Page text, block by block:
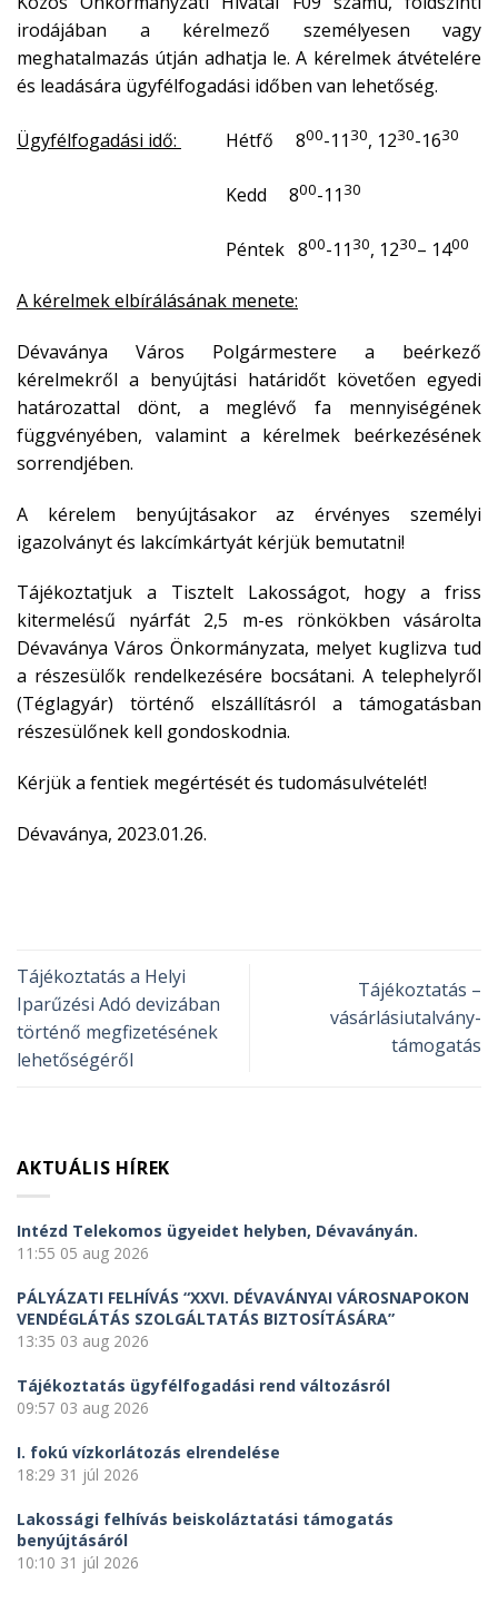
irodájában a kérelmező személyesen vagy
meghatalmazás útján adhatja le. A kérelmek átvételére
és leadására ügyfélfogadási időben van lehetőség.
Ügyfélfogadási idő: Hétfő 800-11 30, 1230-1630
Kedd 800-11 30
Péntek 800-11 30, 1230– 1400
A kérelmek elbírálásának menete:
Dévaványa Város Polgármestere a beérkező
kérelmekről a benyújtási határidőt követően egyedi
határozattal dönt, a meglévő fa mennyiségének
függvényében, valamint a kérelmek beérkezésének
sorrendjében.
A kérelem benyújtásakor az érvényes személyi
igazolványt és lakcímkártyát kérjük bemutatni!
Tájékoztatjuk a Tisztelt Lakosságot, hogy a friss
kitermelésű nyárfát 2,5 m-es rönkökben vásárolta
Dévaványa Város Önkormányzata, melyet kuglizva tud
a részesülők rendelkezésére bocsátani. A telephelyről
(Téglagyár) történő elszállításról a támogatásban
részesülőnek kell gondoskodnia.
Kérjük a fentiek megértését és tudomásulvételét!
Dévaványa, 2023.01.26.
Tájékoztatás a Helyi
Iparűzési Adó devizában
történő megfizetésének
lehetőségéről
Tájékoztatás –
vásárlásiutalvány-
támogatás
AKTUÁLIS HÍREK
Intézd Telekomos ügyeidet helyben, Dévaványán.
11:55 05 aug 2026
PÁLYÁZATI FELHÍVÁS “XXVI. DÉVAVÁNYAI VÁROSNAPOKON
VENDÉGLÁTÁS SZOLGÁLTATÁS BIZTOSÍTÁSÁRA”
13:35 03 aug 2026
Tájékoztatás ügyfélfogadási rend változásról
09:57 03 aug 2026
I. fokú vízkorlátozás elrendelése
18:29 31 júl 2026
Lakossági felhívás beiskoláztatási támogatás
benyújtásáról
10:10 31 júl 2026